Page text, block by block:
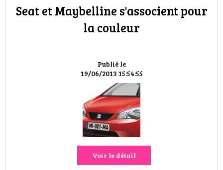
Publié le
19/06/2013 15:54:55
Seat et Maybelline s'associent pour
la couleur
Voir le détail